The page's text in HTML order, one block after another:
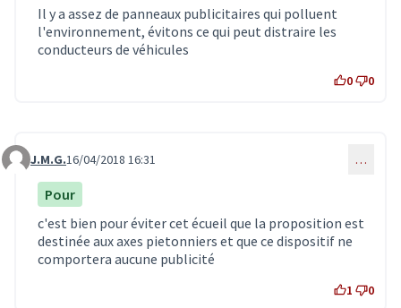
Il y a assez de panneaux publicitaires qui polluent
l'environnement, évitons ce qui peut distraire les
conducteurs de véhicules
0 0
Commentaire 635
J.M.G.16/04/2018 16:31 …
Pour
c'est bien pour éviter cet écueil que la proposition est
destinée aux axes pietonniers et que ce dispositif ne
comportera aucune publicité
1 0